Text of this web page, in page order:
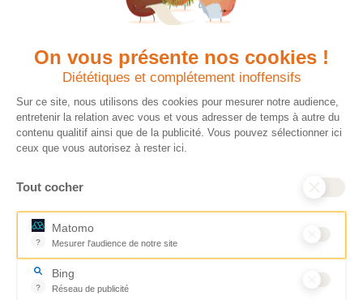
On vous présente nos cookies !
Diététiques et complétement inoffensifs
Sur ce site, nous utilisons des cookies pour mesurer notre audience,
entretenir la relation avec vous et vous adresser de temps à autre du
contenu qualitif ainsi que de la publicité. Vous pouvez sélectionner ici
ceux que vous autorisez à rester ici.
Tout cocher
?
Matomo
Mesurer l'audience de notre site
Outil analytique (alternative à Google Analytics) collectant des
?
Bing
Réseau de publicité
Quels avantages fiscaux ?
Chaque don effectué à une
association reconnue d’utilité
publique comme CARE, est
déductible jusqu’à 75 % de l’impôt
sur le revenu. Modalités de
déduction, déclaration des dons
ce qu’il faut savoir sur la
France pour exprimer votre
générosité et optimiser votre
fiscalité en toute confiance.
En savoir plus
Donner en confiance
Vos dons sont
déductibles à 75 % de
vos impôts. Depuis
plus de 15 ans, CARE
France est une